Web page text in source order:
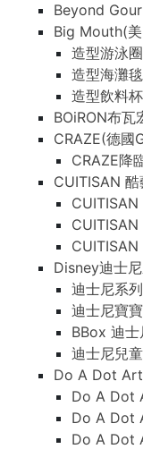
Beyond
Big Mouth(
造型游泳圈
造型海灘毯
造型飲料
BOiRON布瓦
CRAZE(德國
CRAZE降
CUITISAN
Disney迪士
迪士尼系
迪士尼寶
BBox 迪士
迪士尼兒
Do A Dot Art
Do A Dot
Do A Dot
Do A Dot